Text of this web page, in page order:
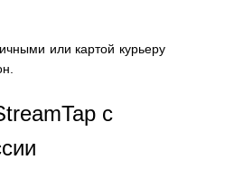
или картой курьеру
с